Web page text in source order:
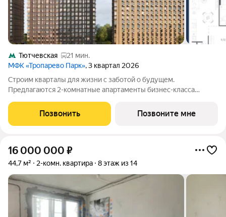
Тютчевская
21 мин.
МФК «Тропарево Парк», 3 квартал 2026
Строим кварталы для жизни с заботой о будущем.
Предлагаются 2-комнатные апартаменты бизнес-класса
этаже, в жилом комплексе "Тропарево Парк".Проект строится
полностью с отделкой, которая
Позвонить Позвоните мне
16 000 000 ₽
44,7 м² 2-комн. квартира 8 этаж из 14